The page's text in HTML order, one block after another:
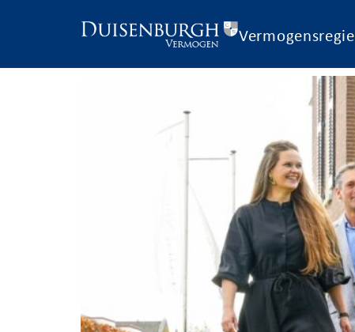
Vermogensregie